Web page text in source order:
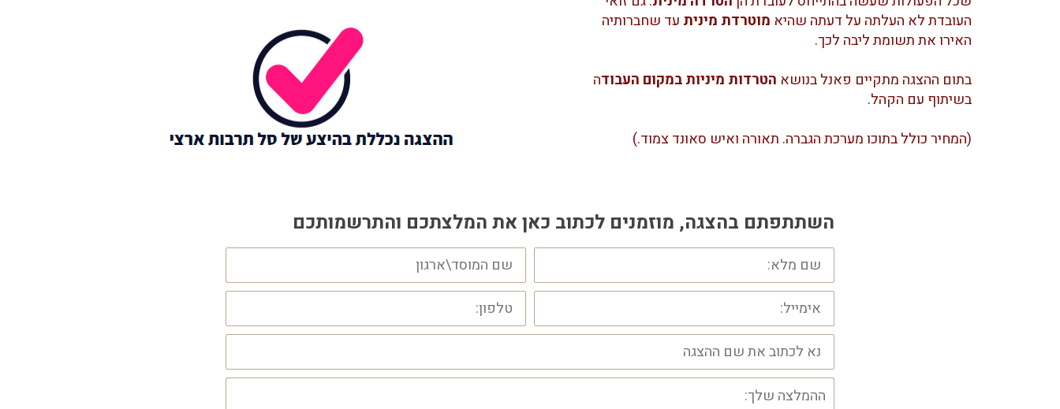
העובדת לא העלתה על דעתה שהיא מוטרדת מינית עד שחברותיה
האירו את תשומת ליבה לכך.
בתום ההצגה מתקיים פאנל בנושא הטרדות מיניות במקום העבודה
בשיתוף עם הקהל.
(המחיר כולל בתוכו מערכת הגברה. תאורה ואיש סאונד צמוד.)
השתתפתם בהצגה, מוזמנים לכתוב כאן את המלצתכם והתרשמותכם
שם
מלא:
שם
המוסד\ארגון
אימייל:
טלפון:
בחר
הצגה
\
הרצאה:
מוזמנים
לכתוב